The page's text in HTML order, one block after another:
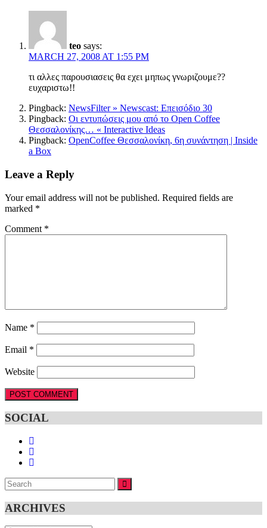
teo says:
MARCH 27, 2008 AT 1:55 PM
τι αλλες παρουσιασεις θα εχει μηπως γνωριζουμε??
ευχαριστω!!
Pingback: NewsFilter » Newscast: Επεισόδιο 30
Pingback: Οι εντυπώσεις μου από το Open Coffee
Θεσσαλονίκης… « Interactive Ideas
Pingback: OpenCoffee Θεσσαλονίκη, 6η συνάντηση | Inside
a Box
Leave a Reply
Your email address will not be published. Required fields are
marked *
Comment *
Name *
Email *
Website
SOCIAL
Search
for:
ARCHIVES